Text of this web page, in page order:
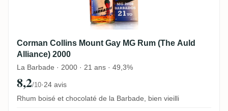
Corman Collins Mount Gay MG Rum (The Auld
Alliance) 2000
La Barbade · 2000 · 21 ans · 49,3%
8,2/10·24 avis
Rhum boisé et chocolaté de la Barbade, bien vieilli